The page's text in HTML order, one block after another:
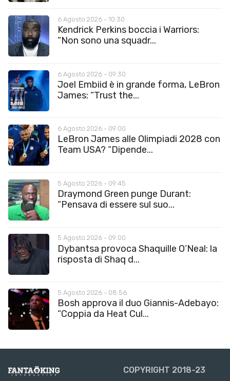
6 Agosto 2026 - 10:30
Kendrick Perkins boccia i Warriors:
“Non sono una squadr...
6 Agosto 2026 - 09:30
Joel Embiid è in grande forma, LeBron
James: “Trust the...
6 Agosto 2026 - 09:00
LeBron James alle Olimpiadi 2028 con
Team USA? “Dipende...
5 Agosto 2026 - 09:45
Draymond Green punge Durant:
“Pensava di essere sul suo...
5 Agosto 2026 - 09:00
Dybantsa provoca Shaquille O’Neal: la
risposta di Shaq d...
5 Agosto 2026 - 08:56
Bosh approva il duo Giannis-Adebayo:
“Coppia da Heat Cul...
COPYRIGHT 2018-23